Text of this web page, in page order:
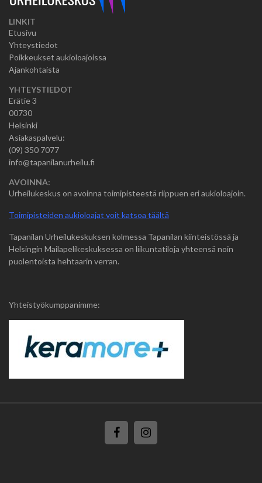
LINKIT
Etusivu
Yhteystiedot
Poikkeukset aukioloajoissa
Ajankohtaista
YHTEYSTIEDOT
Erätie 3
00730
Helsinki
Asiakaspalvelu:
(09) 350 7077
info@tapanilanurheilu.fi
AVOINNA:
Urheilukeskus on avoinna toimipisteestä riippuen eri aukioloajoin.
Toimipisteiden aukioloajat voit katsoa täältä
Tapanilan Urheilukeskuksen kolmessa Tapanilan kiinteistössä ja
Helsingin Mailapelikeskuksessa on liikuntatiloja yhteensä noin
puolentoista hehtaarin verran.
Yhteistyökumppanimme: